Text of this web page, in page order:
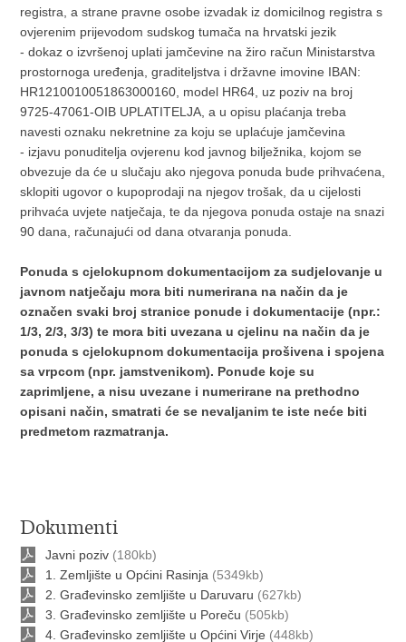
registra, a strane pravne osobe izvadak iz domicilnog registra s
ovjerenim prijevodom sudskog tumača na hrvatski jezik
- dokaz o izvršenoj uplati jamčevine na žiro račun Ministarstva
prostornoga uređenja, graditeljstva i državne imovine IBAN:
HR1210010051863000160, model HR64, uz poziv na broj
9725-47061-OIB UPLATITELJA, a u opisu plaćanja treba
navesti oznaku nekretnine za koju se uplaćuje jamčevina
- izjavu ponuditelja ovjerenu kod javnog bilježnika, kojom se
obvezuje da će u slučaju ako njegova ponuda bude prihvaćena,
sklopiti ugovor o kupoprodaji na njegov trošak, da u cijelosti
prihvaća uvjete natječaja, te da njegova ponuda ostaje na snazi
90 dana, računajući od dana otvaranja ponuda.
Ponuda s cjelokupnom dokumentacijom za sudjelovanje u
javnom natječaju mora biti numerirana na način da je
označen svaki broj stranice ponude i dokumentacije (npr.:
1/3, 2/3, 3/3) te mora biti uvezana u cjelinu na način da je
ponuda s cjelokupnom dokumentacija prošivena i spojena
sa vrpcom (npr. jamstvenikom). Ponude koje su
zaprimljene, a nisu uvezane i numerirane na prethodno
opisani način, smatrati će se nevaljanim te iste neće biti
predmetom razmatranja.
Dokumenti
Javni poziv (180kb)
1. Zemljište u Općini Rasinja (5349kb)
2. Građevinsko zemljište u Daruvaru (627kb)
3. Građevinsko zemljište u Poreču (505kb)
4. Građevinsko zemljište u Općini Virje (448kb)